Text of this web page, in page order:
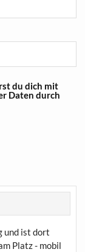
du dich mit
Daten durch
und ist dort
Platz - mobil